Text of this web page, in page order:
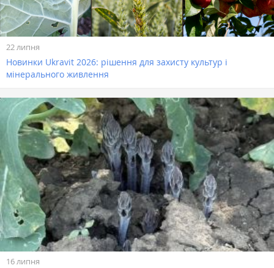
22 липня
Новинки Ukravit 2026: рішення для захисту культур і
мінерального живлення
16 липня